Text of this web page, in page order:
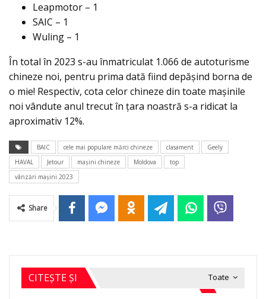
Leapmotor – 1
SAIC – 1
Wuling – 1
În total în 2023 s-au înmatriculat 1.066 de autoturisme
chineze noi, pentru prima dată fiind depășind borna de
o mie! Respectiv, cota celor chineze din toate mașinile
noi vândute anul trecut în țara noastră s-a ridicat la
aproximativ 12%.
BAIC cele mai populare mărci chineze clasament
Geely
HAVAL
Jetour mașini chineze Moldova
top
vânzări mașini 2023
Share
Toate
CITEȘTE ȘI